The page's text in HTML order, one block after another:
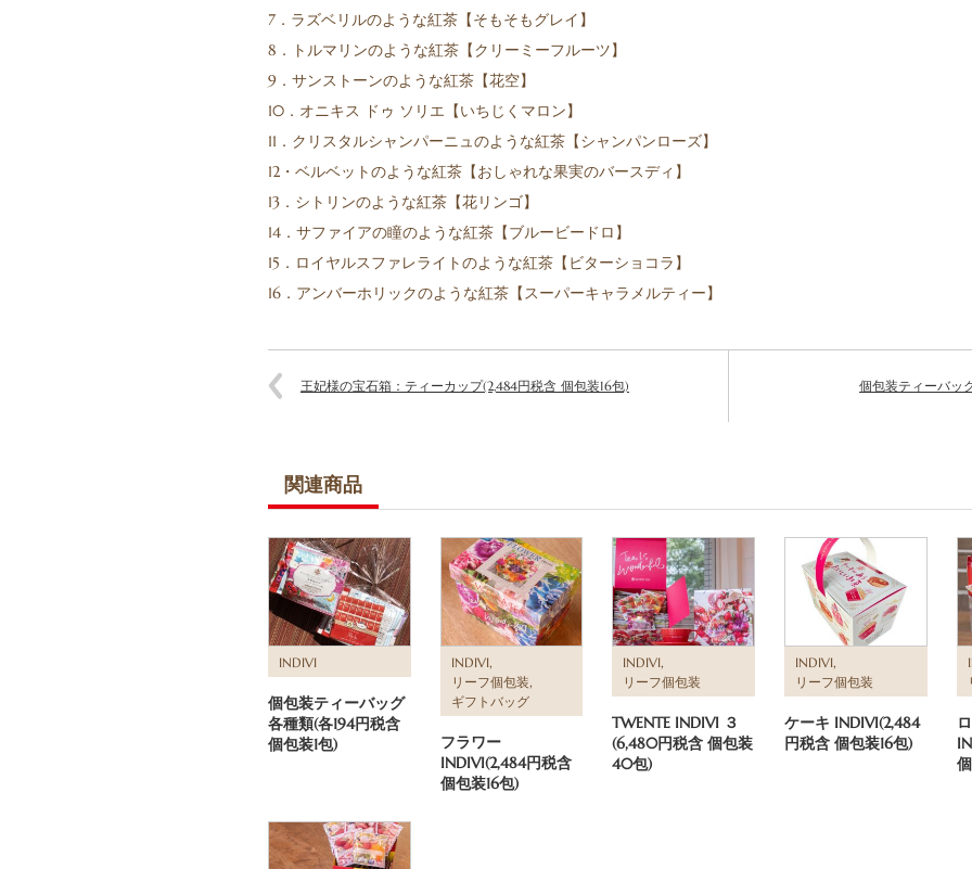
7．ラズベリルのような紅茶【そもそもグレイ】
8．トルマリンのような紅茶【クリーミーフルーツ】
9．サンストーンのような紅茶【花空】
10．オニキス ドゥ ソリエ【いちじくマロン】
11．クリスタルシャンパーニュのような紅茶【シャンパンローズ】
12・ベルベットのような紅茶【おしゃれな果実のバースディ】
13．シトリンのような紅茶【花リンゴ】
14．サファイアの瞳のような紅茶【ブルービードロ】
15．ロイヤルスファレライトのような紅茶【ビターショコラ】
16．アンバーホリックのような紅茶【スーパーキャラメルティー】
王妃様の宝石箱：ティーカップ(2,484円税含 個包装16包) 個包装ティーバッ
関連商品
INDIVI
個包装ティーバッグ
各種類(各194円税含
個包装1包)
INDIVI,
リーフ個包装,
ギフトバッグ
フラワー
INDIVI(2,484円税含
個包装16包)
INDIVI,
リーフ個包装
TWENTE INDIVI ３
(6,480円税含 個包装
40包)
INDIVI,
リーフ個包装
ケーキ INDIVI(2,484
円税含 個包装16包)